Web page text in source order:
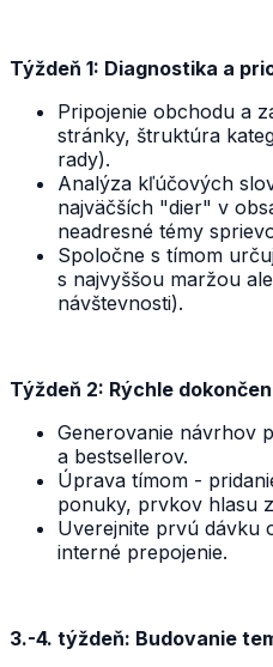
Týždeň 1: Diagnostika a
Pripojenie obchodu a
stránky, štruktúra
rady).
Analýza kľúčových
najväčších "dier" v
neadresné témy
Spoločne s tímom
s najvyššou maržou
návštevnosti).
Týždeň 2: Rýchle
Generovanie návrhov
a bestsellerov.
Úprava tímom -
ponuky, prvkov hlasu
Uverejnite prvú dávku
interné prepojenie.
3.-4. týždeň: Budovanie